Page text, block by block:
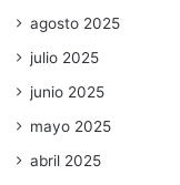
agosto 2025
julio 2025
junio 2025
mayo 2025
abril 2025